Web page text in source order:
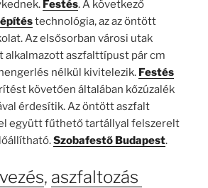
Festés. A következő
technológia, az az öntött
Az elsősorban városi utak
alkalmazott aszfalttípust pár cm
nélkül kivitelezik. Festés
követően általában kőzúzalék
érdesítik. Az öntött aszfalt
együtt fűthető tartállyal felszerelt
Szobafestő Budapest.
, aszfaltozás